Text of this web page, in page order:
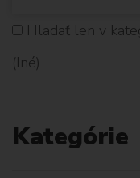
D
Hladať len v
(Iné)
Kategórie